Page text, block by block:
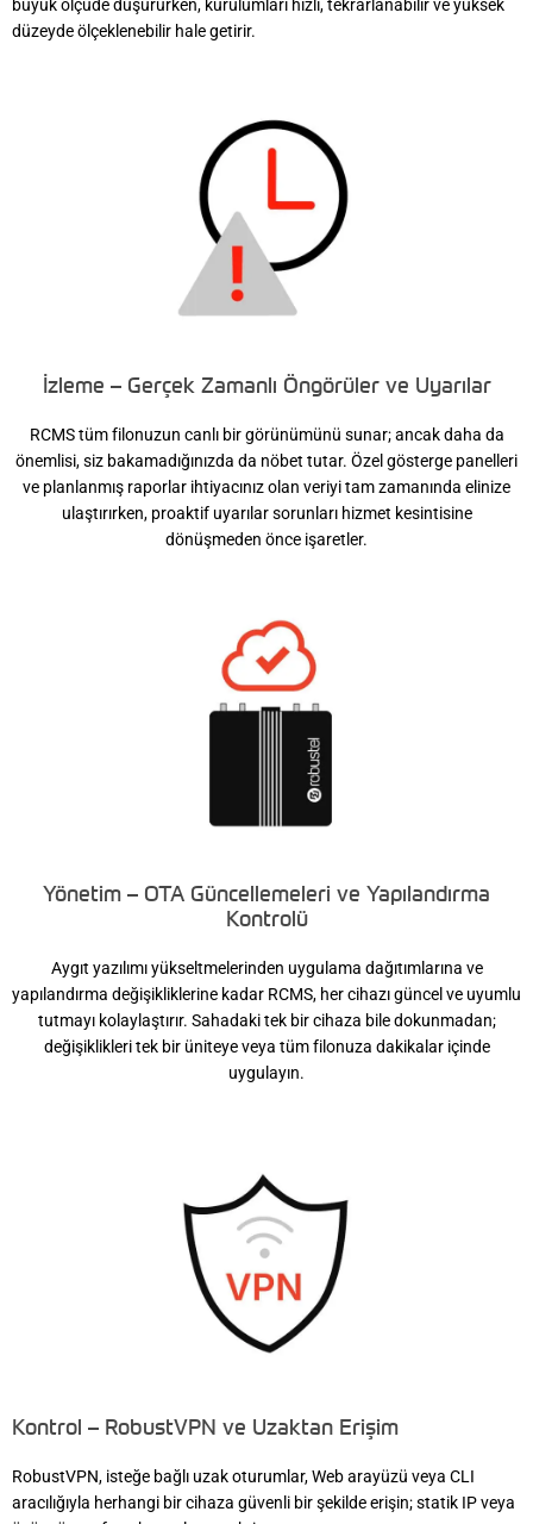
büyük ölçüde düşürürken, kurulumları hızlı, tekrarlanabilir ve yüksek
düzeyde ölçeklenebilir hale getirir.
İzleme – Gerçek Zamanlı Öngörüler ve Uyarılar
RCMS tüm filonuzun canlı bir görünümünü sunar; ancak daha da
önemlisi, siz bakamadığınızda da nöbet tutar. Özel gösterge panelleri
ve planlanmış raporlar ihtiyacınız olan veriyi tam zamanında elinize
ulaştırırken, proaktif uyarılar sorunları hizmet kesintisine
dönüşmeden önce işaretler.
Yönetim – OTA Güncellemeleri ve Yapılandırma
Kontrolü
Aygıt yazılımı yükseltmelerinden uygulama dağıtımlarına ve
yapılandırma değişikliklerine kadar RCMS, her cihazı güncel ve uyumlu
tutmayı kolaylaştırır. Sahadaki tek bir cihaza bile dokunmadan;
değişiklikleri tek bir üniteye veya tüm filonuza dakikalar içinde
uygulayın.
Kontrol – RobustVPN ve Uzaktan Erişim
RobustVPN, isteğe bağlı uzak oturumlar, Web arayüzü veya CLI
aracılığıyla herhangi bir cihaza güvenli bir şekilde erişin; statik IP veya